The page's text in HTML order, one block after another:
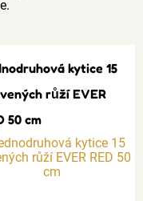
kytice 15
růží EVER
50 cm